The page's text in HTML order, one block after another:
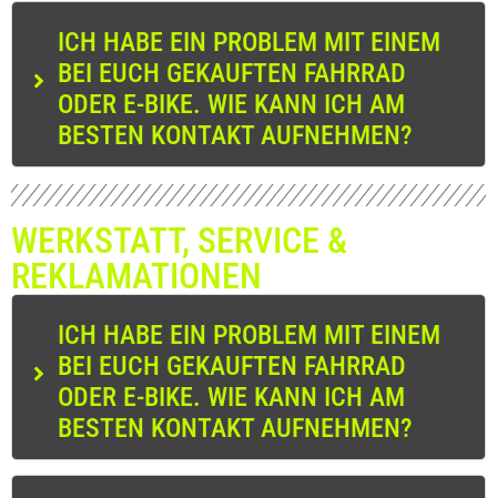
ICH HABE EIN PROBLEM MIT EINEM
BEI EUCH GEKAUFTEN FAHRRAD
ODER E-BIKE. WIE KANN ICH AM
BESTEN KONTAKT AUFNEHMEN?
WERKSTATT, SERVICE &
REKLAMATIONEN
ICH HABE EIN PROBLEM MIT EINEM
BEI EUCH GEKAUFTEN FAHRRAD
ODER E-BIKE. WIE KANN ICH AM
BESTEN KONTAKT AUFNEHMEN?